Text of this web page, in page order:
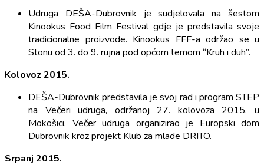
Udruga DEŠA-Dubrovnik je sudjelovala na šestom
Kinookus Food Film Festival gdje je predstavila svoje
tradicionalne proizvode. Kinookus FFF-a održao se u
Stonu od 3. do 9. rujna pod općom temom “Kruh i duh”.
Kolovoz 2015.
DEŠA-Dubrovnik predstavila je svoj rad i program STEP
na Večeri udruga, održanoj 27. kolovoza 2015. u
Mokošici. Večer udruga organizirao je Europski dom
Dubrovnik kroz projekt Klub za mlade DRITO.
Srpanj 2015.